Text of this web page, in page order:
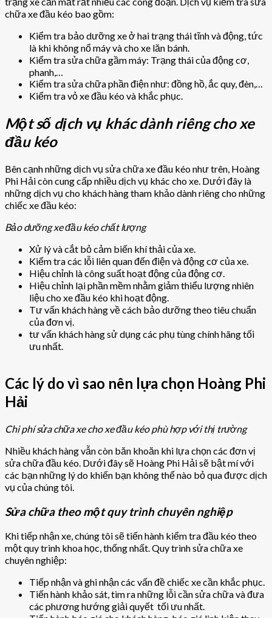
chữa xe đầu kéo bao gồm:
Kiểm tra bảo dưỡng xe ở hai trạng thái tĩnh và động, tức
là khi không nổ máy và cho xe lăn bánh.
Kiểm tra sửa chữa gầm máy: Trạng thái của động cơ,
phanh,…
Kiểm tra sửa chữa phần điện như: đồng hồ, ắc quy, đèn,…
Kiểm tra vỏ xe đầu kéo và khắc phục.
Một số dịch vụ khác dành riêng cho xe
đầu kéo
Bên cạnh những dịch vụ sửa chữa xe đầu kéo như trên, Hoàng
Phi Hải còn cung cấp nhiều dịch vụ khác cho xe. Dưới đây là
những dịch vụ cho khách hàng tham khảo dành riêng cho những
chiếc xe đầu kéo:
Bảo dưỡng xe đầu kéo chất lượng
Xử lý và cắt bỏ cảm biến khí thải của xe.
Kiểm tra các lỗi liên quan đến điện và động cơ của xe.
Hiệu chỉnh là công suất hoạt động của động cơ.
Hiệu chỉnh lại phần mềm nhằm giảm thiểu lượng nhiên
liệu cho xe đầu kéo khi hoạt động.
Tư vấn khách hàng về cách bảo dưỡng theo tiêu chuẩn
của đơn vị.
tư vấn khách hàng sử dụng các phụ tùng chính hãng tối
ưu nhất.
Các lý do vì sao nên lựa chọn Hoàng Phi
Hải
Chi phí sửa chữa xe cho xe đầu kéo phù hợp với thị trường
Nhiều khách hàng vẫn còn băn khoăn khi lựa chọn các đơn vị
sửa chữa đầu kéo. Dưới đây sẽ Hoàng Phi Hải sẽ bật mí với
các bạn những lý do khiến bạn không thể nào bỏ qua được dịch
vụ của chúng tôi.
Sửa chữa theo một quy trình chuyên nghiệp
Khi tiếp nhận xe, chúng tôi sẽ tiến hành kiểm tra đầu kéo theo
một quy trình khoa học, thống nhất. Quy trình sửa chữa xe
chuyên nghiệp:
Tiếp nhận và ghi nhận các vấn đề chiếc xe cần khắc phục.
Tiến hành khảo sát, tìm ra những lỗi cần sửa chữa và đưa
các phương hướng giải quyết tối ưu nhất.